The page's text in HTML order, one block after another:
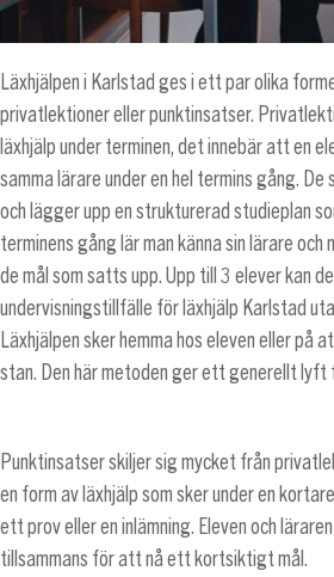
Läxhjälpen i Karlstad ges i ett par olika
privatlektioner eller punktinsatser.
läxhjälp under terminen, det innebär att en
samma lärare under en hel termins gång.
och lägger upp en strukturerad studieplan
terminens gång lär man känna sin lärare
de mål som satts upp. Upp till 3 elever kan
undervisningstillfälle för läxhjälp Karlstad
Läxhjälpen sker hemma hos eleven eller på
stan. Den här metoden ger ett generellt lyft
Punktinsatser skiljer sig mycket från
en form av läxhjälp som sker under en
ett prov eller en inlämning. Eleven och
tillsammans för att nå ett kortsiktigt mål.